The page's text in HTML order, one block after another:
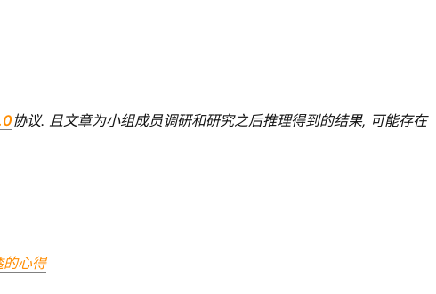
协议. 且文章为小组成员调研和研究之后推理得到的结果, 可能存在
心得